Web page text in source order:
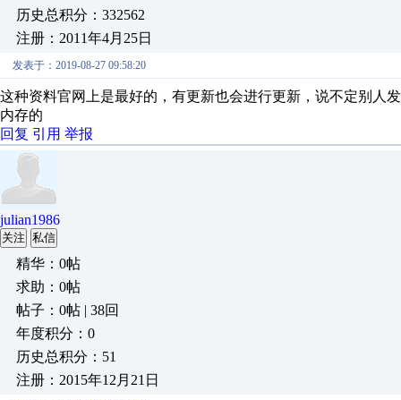
历史总积分：332562
注册：2011年4月25日
发表于：2019-08-27 09:58:20
这种资料官网上是最好的，有更新也会进行更新，说不定别人
内存的
回复 引用 举报
julian1986
关注 私信
精华：0帖
求助：0帖
帖子：0帖 | 38回
年度积分：0
历史总积分：51
注册：2015年12月21日